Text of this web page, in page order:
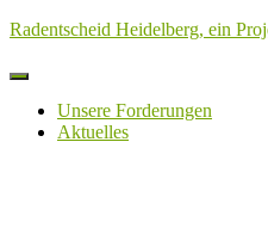
Radentscheid Heidelberg, ein
Navigation
umschaltenUnsere Forderungen
Aktuelles